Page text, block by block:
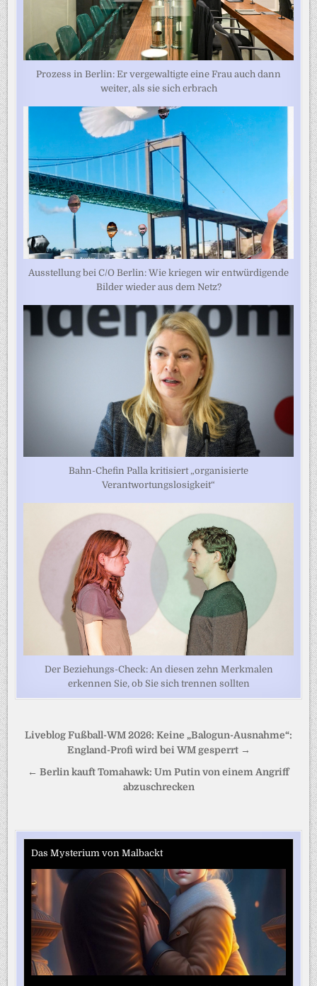
Prozess in Berlin: Er vergewaltigte eine Frau auch dann
weiter, als sie sich erbrach
Ausstellung bei C/O Berlin: Wie kriegen wir entwürdigende
Bilder wieder aus dem Netz?
Bahn-Chefin Palla kritisiert „organisierte
Verantwortungslosigkeit“
Der Beziehungs-Check: An diesen zehn Merkmalen
erkennen Sie, ob Sie sich trennen sollten
Beitragsnavigation
Liveblog Fußball-WM 2026: Keine „Balogun-Ausnahme“:
England-Profi wird bei WM gesperrt →
← Berlin kauft Tomahawk: Um Putin von einem Angriff
abzuschrecken
Das Mysterium von Malbackt